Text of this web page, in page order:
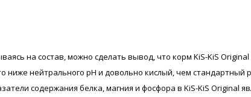
на состав, можно сделать вывод, что корм KiS-KiS
ниже нейтрального pH и довольно кислый, чем стандартный
содержания белка, магния и фосфора в KiS-KiS Original